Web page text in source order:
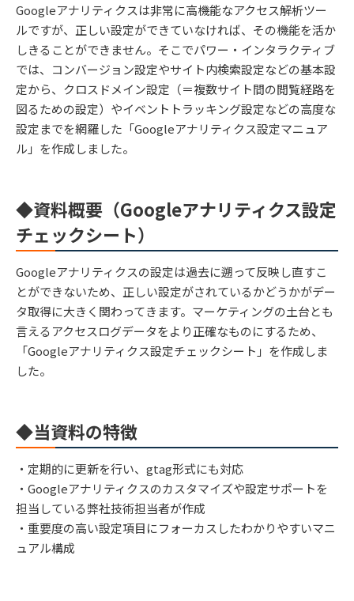
Googleアナリティクスは非常に高機能なアクセス解析ツー
ルですが、正しい設定ができていなければ、その機能を活か
しきることができません。そこでパワー・インタラクティブ
では、コンバージョン設定やサイト内検索設定などの基本設
定から、クロスドメイン設定（＝複数サイト間の閲覧経路を
図るための設定）やイベントトラッキング設定などの高度な
設定までを網羅した「Googleアナリティクス設定マニュア
ル」を作成しました。
◆資料概要（Googleアナリティクス設定
チェックシート）
Googleアナリティクスの設定は過去に遡って反映し直すこ
とができないため、正しい設定がされているかどうかがデー
タ取得に大きく関わってきます。マーケティングの土台とも
言えるアクセスログデータをより正確なものにするため、
「Googleアナリティクス設定チェックシート」を作成しま
した。
◆当資料の特徴
・定期的に更新を行い、gtag形式にも対応
・Googleアナリティクスのカスタマイズや設定サポートを
担当している弊社技術担当者が作成
・重要度の高い設定項目にフォーカスしたわかりやすいマニ
ュアル構成